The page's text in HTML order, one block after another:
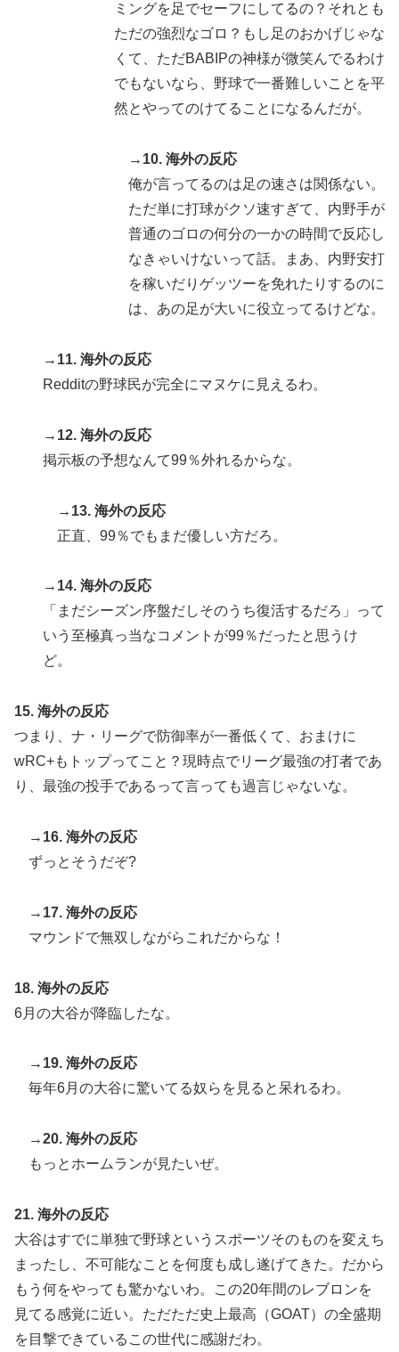
ミングを足でセーフにしてるの？それとも
ただの強烈なゴロ？もし足のおかげじゃな
くて、ただBABIPの神様が微笑んでるわけ
でもないなら、野球で一番難しいことを平
然とやってのけてることになるんだが。
→10. 海外の反応
俺が言ってるのは足の速さは関係ない。
ただ単に打球がクソ速すぎて、内野手が
普通のゴロの何分の一かの時間で反応し
なきゃいけないって話。まあ、内野安打
を稼いだりゲッツーを免れたりするのに
は、あの足が大いに役立ってるけどな。
→11. 海外の反応
Redditの野球民が完全にマヌケに見えるわ。
→12. 海外の反応
掲示板の予想なんて99％外れるからな。
→13. 海外の反応
正直、99％でもまだ優しい方だろ。
→14. 海外の反応
「まだシーズン序盤だしそのうち復活するだろ」って
いう至極真っ当なコメントが99％だったと思うけ
ど。
15. 海外の反応
つまり、ナ・リーグで防御率が一番低くて、おまけに
wRC+もトップってこと？現時点でリーグ最強の打者であ
り、最強の投手であるって言っても過言じゃないな。
→16. 海外の反応
ずっとそうだぞ?
→17. 海外の反応
マウンドで無双しながらこれだからな！
18. 海外の反応
6月の大谷が降臨したな。
→19. 海外の反応
毎年6月の大谷に驚いてる奴らを見ると呆れるわ。
→20. 海外の反応
もっとホームランが見たいぜ。
21. 海外の反応
大谷はすでに単独で野球というスポーツそのものを変えち
まったし、不可能なことを何度も成し遂げてきた。だから
もう何をやっても驚かないわ。この20年間のレブロンを
見てる感覚に近い。ただただ史上最高（GOAT）の全盛期
を目撃できているこの世代に感謝だわ。